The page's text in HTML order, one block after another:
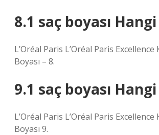
8.1 saç boyası
L’Oréal Paris L’Oréal Paris Excellence
Boyası – 8.
9.1 saç boyası
L’Oréal Paris L’Oréal Paris Excellence
Boyası 9.